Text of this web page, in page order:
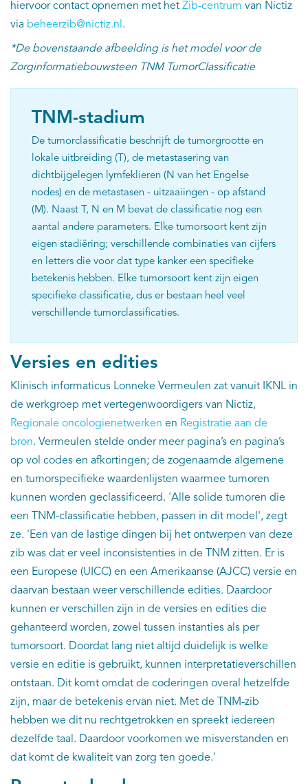
hiervoor contact opnemen met het Zib-centrum van Nictiz
via beheerzib@nictiz.nl .
*De bovenstaande afbeelding is het model voor de
Zorginformatiebouwsteen TNM TumorClassificatie
TNM-stadium
De tumorclassificatie beschrijft de tumorgrootte en
lokale uitbreiding (T), de metastasering van
dichtbijgelegen lymfeklieren (N van het Engelse
nodes) en de metastasen - uitzaaiingen - op afstand
(M). Naast T, N en M bevat de classificatie nog een
aantal andere parameters. Elke tumorsoort kent zijn
eigen stadiëring; verschillende combinaties van cijfers
en letters die voor dat type kanker een specifieke
betekenis hebben. Elke tumorsoort kent zijn eigen
specifieke classificatie, dus er bestaan heel veel
verschillende tumorclassificaties.
Versies en edities
Klinisch informaticus Lonneke Vermeulen zat vanuit IKNL in
de werkgroep met vertegenwoordigers van Nictiz,
Regionale oncologienetwerken en Registratie aan de
bron. Vermeulen stelde onder meer pagina’s en pagina’s
op vol codes en afkortingen; de zogenaamde algemene
en tumorspecifieke waardenlijsten waarmee tumoren
kunnen worden geclassificeerd. 'Alle solide tumoren die
een TNM-classificatie hebben, passen in dit model', zegt
ze. 'Een van de lastige dingen bij het ontwerpen van deze
zib was dat er veel inconsistenties in de TNM zitten. Er is
een Europese (UICC) en een Amerikaanse (AJCC) versie en
daarvan bestaan weer verschillende edities. Daardoor
kunnen er verschillen zijn in de versies en edities die
gehanteerd worden, zowel tussen instanties als per
tumorsoort. Doordat lang niet altijd duidelijk is welke
versie en editie is gebruikt, kunnen interpretatieverschillen
ontstaan. Dit komt omdat de coderingen overal hetzelfde
zijn, maar de betekenis ervan niet. Met de TNM-zib
hebben we dit nu rechtgetrokken en spreekt iedereen
dezelfde taal. Daardoor voorkomen we misverstanden en
dat komt de kwaliteit van zorg ten goede.'